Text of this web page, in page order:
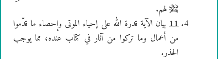
ﷺ لهم.
11بيان الآية قدرة الله على إحياء الموتى وإحصاء ما قدّموا
من أعمال وما تركوا من آثار في كتاب عنده، مما يوجب
الحذر.